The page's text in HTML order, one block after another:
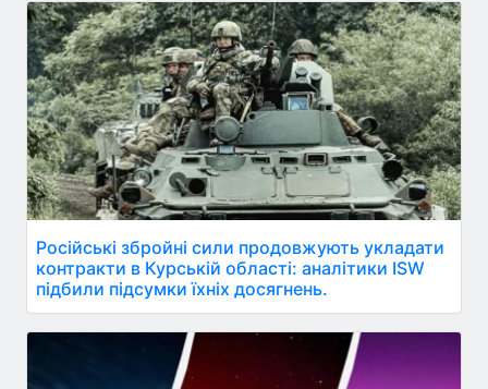
Російські збройні сили продовжують укладати
контракти в Курській області: аналітики ISW
підбили підсумки їхніх досягнень.